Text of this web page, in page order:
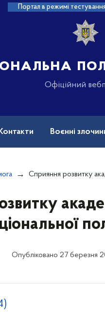
Портал в режимі
Офіційний
Воєнні
Сприяння розвитку академії патрульної
Опубліковано 27 березня